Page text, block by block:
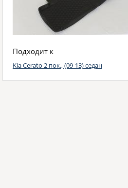
Подходит к
Kia Cerato 2 пок., (09-13) седан